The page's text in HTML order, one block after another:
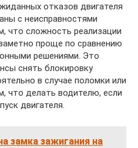
отказов двигателя
с неисправностями
что сложность реализации
проще по сравнению
решениями. Это
снять блокировку
в случае поломки или
что делать водителю, если
двигателя.
замка зажигания на